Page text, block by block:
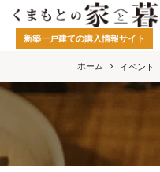
新築一戸建ての購入情報サイト
ホーム イベント